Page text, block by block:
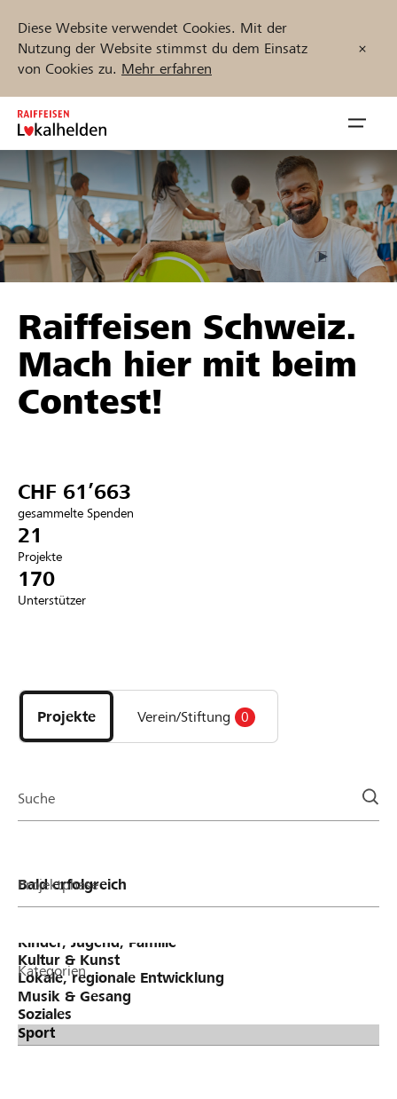
Diese Website verwendet Cookies. Mit der
Nutzung der Website stimmst du dem Einsatz
von Cookies zu. Mehr erfahren
Zum
Inhalt
springen
öffnen
Unterstützen
Hilfe & Support
Anmelden
Registrieren
Projekte und Organisationen finden
Jetzt starten
Raiffeisen Schweiz.
Mach hier mit beim
Contest!
CHF 61’663
gesammelte Spenden
21
Projekte
170
Unterstützer
Projekte
und
Organisationen
Projekte Verein/Stiftung 0
Suche
Projektphase
Kategorien